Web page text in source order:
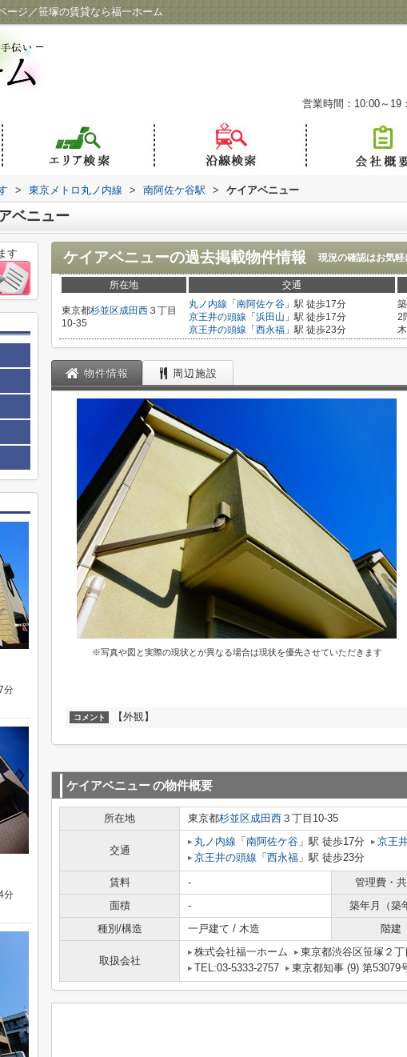
ージ／笹塚の賃貸なら福一ホーム
営業時間：10:00～19
> 東京メトロ丸ノ内線 > 南阿佐ケ谷駅 > ケイアベニュー
ベニュー
ケイアベニューの過去掲載物件情報 現況の確認はお気軽
所在地 交通
東京都杉並区成田西 ３丁目
10-35
丸ノ内線 「 南阿佐ケ谷 」駅 徒歩17分
京王井の頭線 「 浜田山 」駅 徒歩17分
京王井の頭線 「 西永福 」駅 徒歩23分
2
物件情報 周辺施設
※写真や図と実際の現状とが異なる場合は現状を優先させていただきます
コメント 【外観】
ケイアベニューの物件概要
所在地 東京都杉並区成田西 ３丁目10-35
交通
丸ノ内線 「 南阿佐ケ谷 」駅 徒歩17分 京王
京王井の頭線 「 西永福 」駅 徒歩23分
賃料 - 管理費・
面積
- 築年月（築
種別/構造
一戸建て / 木造 階建
取扱会社
株式会社福一ホーム
東京都渋谷区笹塚２
TEL:03-5333-2757
東京都知事 (9) 第53079
す
分
分